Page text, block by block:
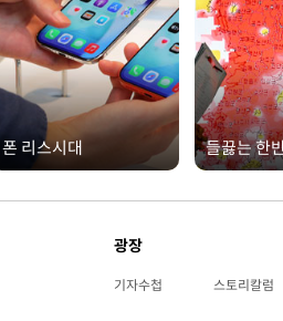
폰 리스시대 들끓는 한
광장
기자수첩 스토리칼럼